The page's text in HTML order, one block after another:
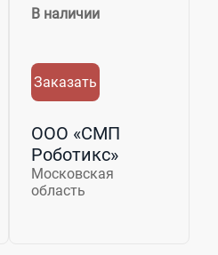
В наличии
Заказать
ООО «СМП
Роботикс»
Московская
область